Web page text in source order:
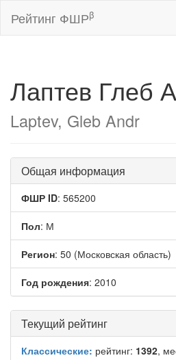
Рейтинг ФШРβ
Лаптев Глеб
Laptev, Gleb Andr
Общая информация
ФШР ID: 565200
Пол: М
Регион: 50 (Московская область)
Год рождения: 2010
Текущий рейтинг
Классические: рейтинг: 1392,